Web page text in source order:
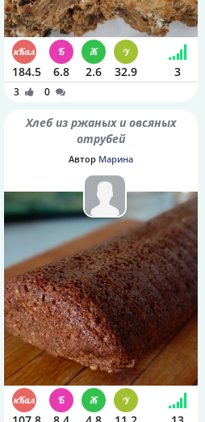
184.5 6.8 2.6 32.9 3
3 0
Хлеб из ржаных и овсяных
отрубей
Автор Марина